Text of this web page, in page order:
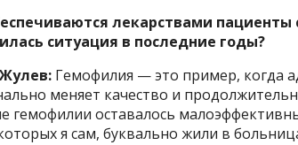
лекарствами
ситуация в последние годы?
Гемофилия — это пример, когда
меняет качество и
гемофилии оставалось
я сам, буквально жили в